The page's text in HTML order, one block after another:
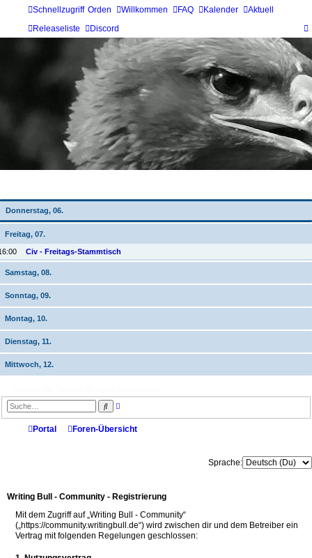
Schnellzugriff Orden Willkommen FAQ Kalender
Aktuell
Releaseliste
Discord
Donnerstag, 06.
Freitag, 07.
Civ - Freitags-Stammtisch
Samstag, 08.
Sonntag, 09.
Montag, 10.
Dienstag, 11.
Mittwoch, 12.
S
u
h
E
r
w
e
u
h
e
Portal Foren-Übersicht
Sprache:
Writing Bull - Community - Registrierung
Mit dem Zugriff auf „Writing Bull - Community“
(„https://community.writingbull.de“) wird zwischen dir und dem Betreiber ein
Vertrag mit folgenden Regelungen geschlossen: